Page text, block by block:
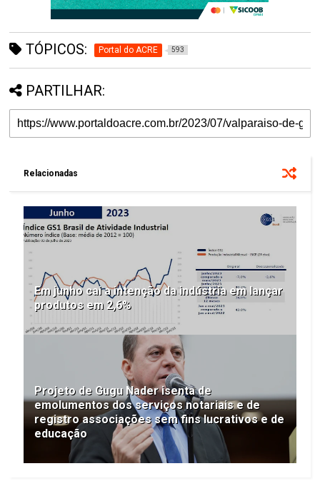
TÓPICOS: Portal do ACRE 593
PARTILHAR:
Relacionadas
Em junho cai a intenção da indústria em lançar
produtos em 2,6%
Projeto de Gugu Nader isenta de
emolumentos dos serviços notariais e de
registro associações sem fins lucrativos e de
educação